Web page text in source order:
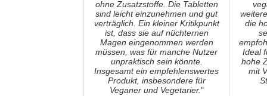
ohne Zusatzstoffe. Die Tabletten
sind leicht einzunehmen und gut
verträglich. Ein kleiner Kritikpunkt
ist, dass sie auf nüchternen
Magen eingenommen werden
müssen, was für manche Nutzer
unpraktisch sein könnte.
Insgesamt ein empfehlenswertes
Produkt, insbesondere für
Veganer und Vegetarier."
die
Ideal
hohe
mit